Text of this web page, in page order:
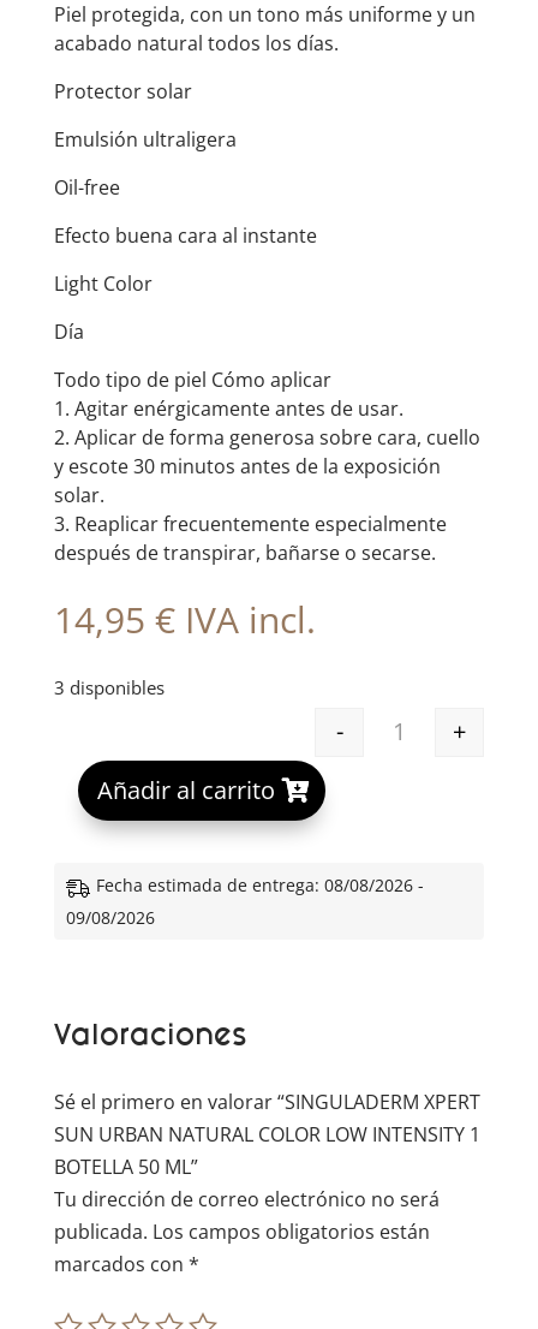
Piel protegida, con un tono más uniforme y un
acabado natural todos los días.
Protector solar
Emulsión ultraligera
Oil-free
Efecto buena cara al instante
Light Color
Día
Todo tipo de piel Cómo aplicar
1. Agitar enérgicamente antes de usar.
2. Aplicar de forma generosa sobre cara, cuello
y escote 30 minutos antes de la exposición
solar.
3. Reaplicar frecuentemente especialmente
después de transpirar, bañarse o secarse.
14,95 € IVA incl.
3 disponibles
-
+
Añadir al carrito
A
e
e
:
Fecha estimada de entrega: 08/08/2026 -
09/08/2026
Valoraciones
Sé el primero en valorar “SINGULADERM XPERT
SUN URBAN NATURAL COLOR LOW INTENSITY 1
BOTELLA 50 ML”
Tu dirección de correo electrónico no será
publicada. Los campos obligatorios están
marcados con *